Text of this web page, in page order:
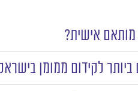
אישית?
לקידום ממומן